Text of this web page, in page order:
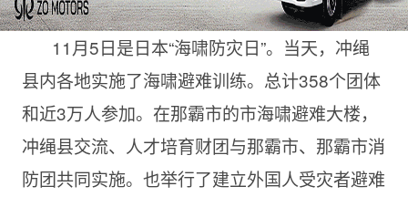
11月5日是日本“海啸防灾日”。当天，冲绳
县内各地实施了海啸避难训练。总计358个团体
和近3万人参加。在那霸市的市海啸避难大楼，
冲绳县交流、人才培育财团与那霸市、那霸市消
防团共同实施。也举行了建立外国人受灾者避难